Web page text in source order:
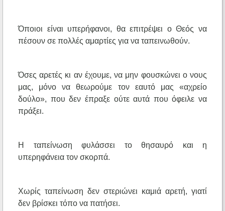
Όποιοι είναι υπερήφανοι, θα επιτρέψει ο Θεός να
πέσουν σε πολλές αμαρτίες για να ταπεινωθούν.
Όσες αρετές κι αν έχουμε, να μην φουσκώνει ο νους
μας, μόνο να θεωρούμε τον εαυτό μας «αχρείο
δούλο», που δεν έπραξε ούτε αυτά που όφειλε να
πράξει.
Η ταπείνωση φυλάσσει το θησαυρό και η
υπερηφάνεια τον σκορπά.
Χωρίς ταπείνωση δεν στεριώνει καμιά αρετή, γιατί
δεν βρίσκει τόπο να πατήσει.